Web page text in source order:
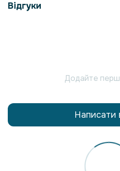
Відгуки
Додайте
Написати